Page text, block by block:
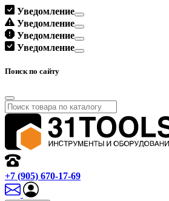
Уведомление
Уведомление
Уведомление
Уведомление
Поиск по сайту
+7 (905) 670-17-69